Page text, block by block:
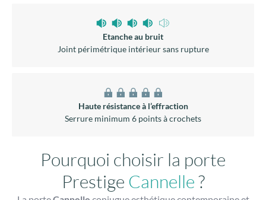
Etanche au bruit
Joint périmétrique intérieur sans rupture
Haute résistance à l’effraction
Serrure minimum 6 points à crochets
Pourquoi choisir la porte
Prestige Cannelle?